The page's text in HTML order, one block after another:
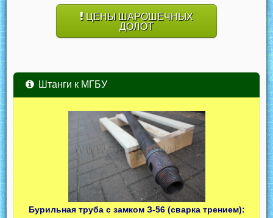
ЦЕНЫ ШАРОШЕЧНЫХ
ДОЛОТ
Штанги к МГБУ
Бурильная труба с замком З-56 (сварка трением):